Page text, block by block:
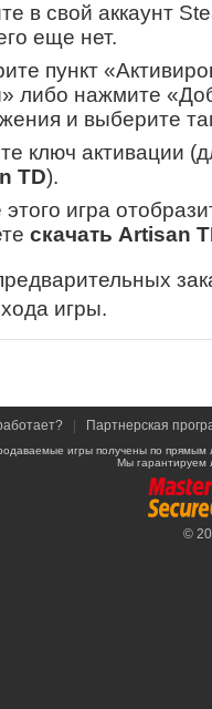
в свой аккаунт
еще нет.
пункт
либо нажмите
и выберите
ключ активации
TD).
игра
скачать Artisan
игры.
Партнерская
игры получены по
Мы гарантируем
©